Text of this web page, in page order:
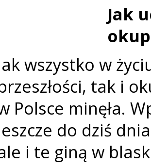
Jak
wszystko w
tak i
Polsce minęła.
do dziś
i te giną w